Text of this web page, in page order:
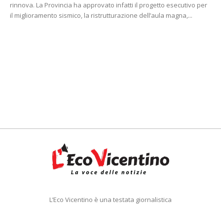
rinnova. La Provincia ha approvato infatti il progetto esecutivo per
il miglioramento sismico, la ristrutturazione dell’aula magna,...
L’Eco Vicentino è una testata giornalistica